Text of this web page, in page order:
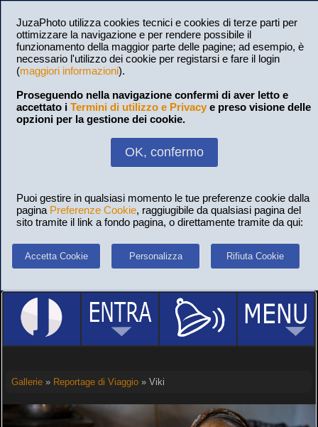
JuzaPhoto utilizza cookies tecnici e cookies di terze parti per
ottimizzare la navigazione e per rendere possibile il
funzionamento della maggior parte delle pagine; ad esempio, è
necessario l'utilizzo dei cookie per registarsi e fare il login
(maggiori informazioni).
Proseguendo nella navigazione confermi di aver letto e
accettato i Termini di utilizzo e Privacy e preso visione delle
opzioni per la gestione dei cookie.
OK, confermo
Puoi gestire in qualsiasi momento le tue preferenze cookie dalla
pagina Preferenze Cookie, raggiugibile da qualsiasi pagina del
sito tramite il link a fondo pagina, o direttamente tramite da qui:
Accetta Cookie Personalizza Rifiuta Cookie
Gallerie» Reportage di Viaggio» Viki